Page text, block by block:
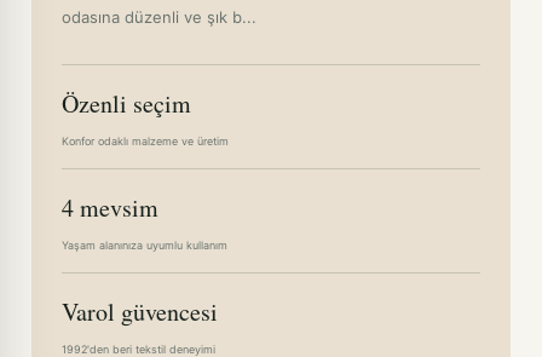
odasına düzenli ve şık b...
Özenli seçim
Konfor odaklı malzeme ve üretim
4 mevsim
Yaşam alanınıza uyumlu kullanım
Varol güvencesi
1992'den beri tekstil deneyimi